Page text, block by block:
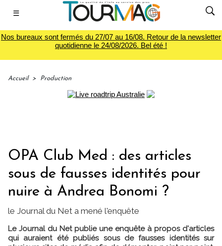
☰
Nos bureaux sont fermés du 27/07 au 16/08. Retour de la newsletter
quotidienne le 24/08/2026. Bel été !
Accueil > Production
OPA Club Med : des articles
sous de fausses identités pour
nuire à Andrea Bonomi ?
le Journal du Net a mené l'enquête
Le Journal du Net publie une enquête à propos d'articles
qui auraient été publiés sous de fausses identités sur